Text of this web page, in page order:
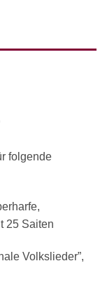
folgende
25 Saiten
Volkslieder”,